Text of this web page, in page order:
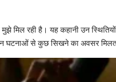
मिल रही है। यह कहानी उन
घटनाओं से कुछ सिखने का अवसर